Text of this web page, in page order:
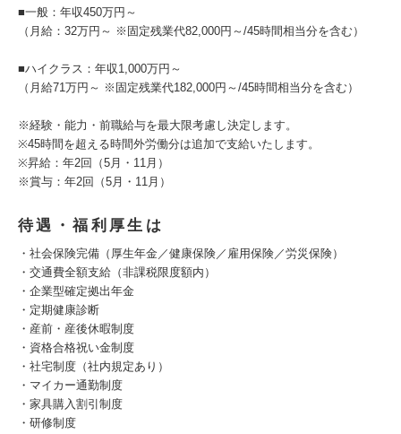
■一般：年収450万円～
（月給：32万円～ ※固定残業代82,000円～/45時間相当分を含む）
■ハイクラス：年収1,000万円～
（月給71万円～ ※固定残業代182,000円～/45時間相当分を含む）
※経験・能力・前職給与を最大限考慮し決定します。
※45時間を超える時間外労働分は追加で支給いたします。
※昇給：年2回（5月・11月）
※賞与：年2回（5月・11月）
待遇・福利厚生は
・社会保険完備（厚生年金／健康保険／雇用保険／労災保険）
・交通費全額支給（非課税限度額内）
・企業型確定拠出年金
・定期健康診断
・産前・産後休暇制度
・資格合格祝い金制度
・社宅制度（社内規定あり）
・マイカー通勤制度
・家具購入割引制度
・研修制度